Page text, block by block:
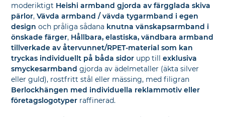
moderiktigt Heishi armband gjorda av färgglada skiva
pärlor,Vävda armband / vävda tygarmband i egen
design och pråliga sådana knutna vänskapsarmband i
önskade färger, Hållbara, elastiska, vändbara armband
tillverkade av återvunnet/RPET-material som kan
tryckas individuellt på båda sidor upp tillexklusiva
smyckesarmband gjorda av ädelmetaller (äkta silver
eller guld), rostfritt stål eller mässing, med filigran
Berlockhängen med individuella reklammotiv eller
företagslogotyper raffinerad.